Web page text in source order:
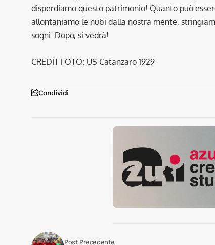
disperdiamo questo patrimonio! Quanto può
allontaniamo le nubi dalla nostra mente,
sogni. Dopo, si vedrà!
CREDIT FOTO: US Catanzaro 1929
Condividi
Post Precedente